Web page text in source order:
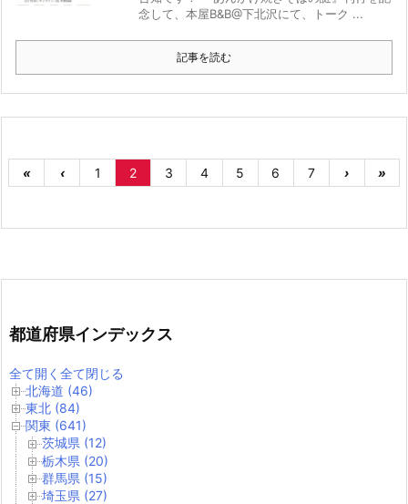
念して、本屋B&B@下北沢にて、トーク ...
記事を読む
« ‹ 1 2 3 4 5 6 7 › »
都道府県インデックス
全て開く 全て閉じる
北海道 (46)
東北 (84)
関東 (641)
茨城県 (12)
栃木県 (20)
群馬県 (15)
埼玉県 (27)